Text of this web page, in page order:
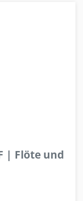
| Flöte und